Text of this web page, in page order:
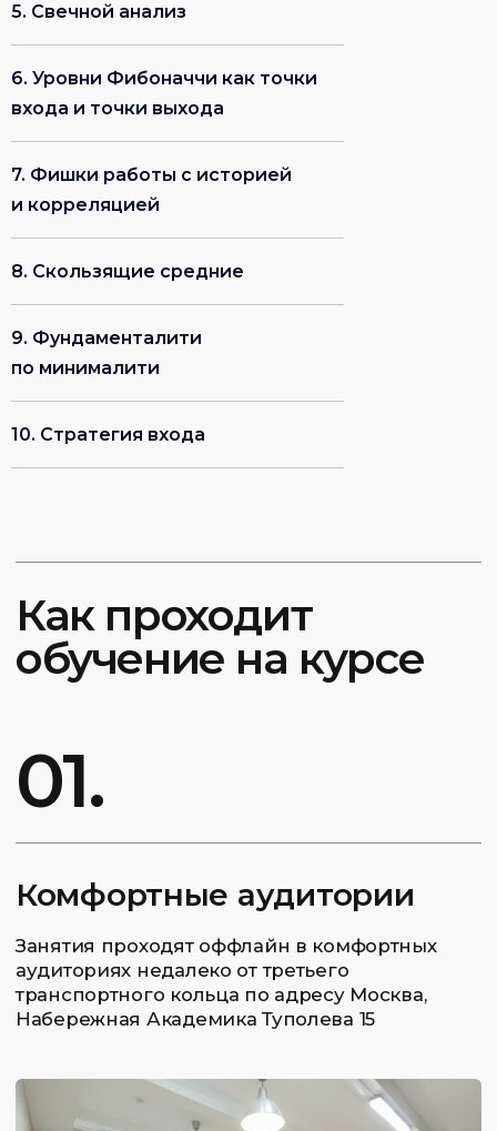
5. Свечной анализ
6. Уровни Фибоначчи как точки
входа и точки выхода
7. Фишки работы с историей
и корреляцией
8. Скользящие средние
9. Фундаменталити
по минималити
10. Стратегия входа
+7
Даю согласие на
персональных данных в
соответствии с
конфиденциальности
Получить доступ
Россия, Москва, набережная
Индивидуально
Индивидуальный формат
Начать обучение